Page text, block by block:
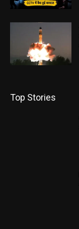
Top Stories